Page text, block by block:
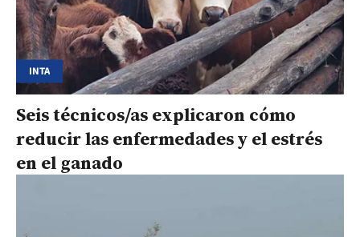
INTA
Seis técnicos/as explicaron cómo
reducir las enfermedades y el estrés
en el ganado